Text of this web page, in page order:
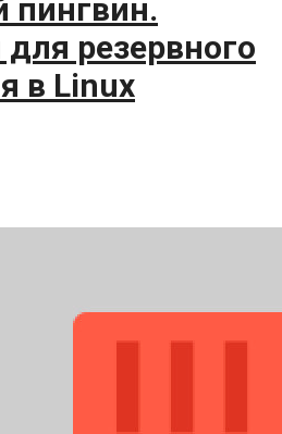
пингвин.
резервного
в Linux